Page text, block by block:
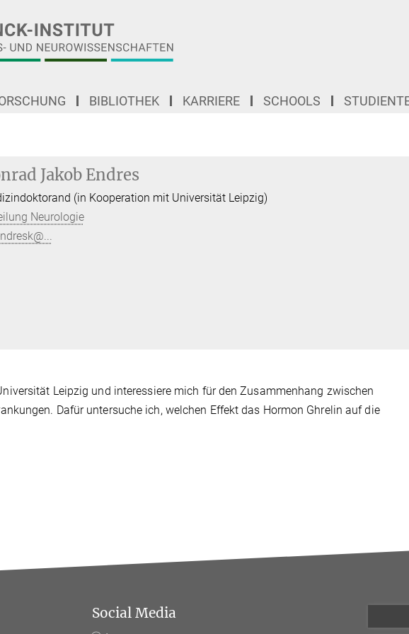
BIBLIOTHEK KARRIERE SCHOOLS
Jakob Endres
(in Kooperation mit Universität Leipzig)
Neurologie
Leipzig und interessiere mich für den Zusammenhang zwischen
Dafür untersuche ich, welchen Effekt das Hormon Ghrelin auf die
Social Media